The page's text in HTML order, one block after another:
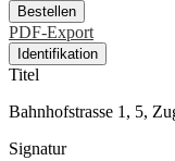
Bestellen
PDF-Export
Identifikation
Titel
Bahnhofstrasse 1, 5,
Signatur